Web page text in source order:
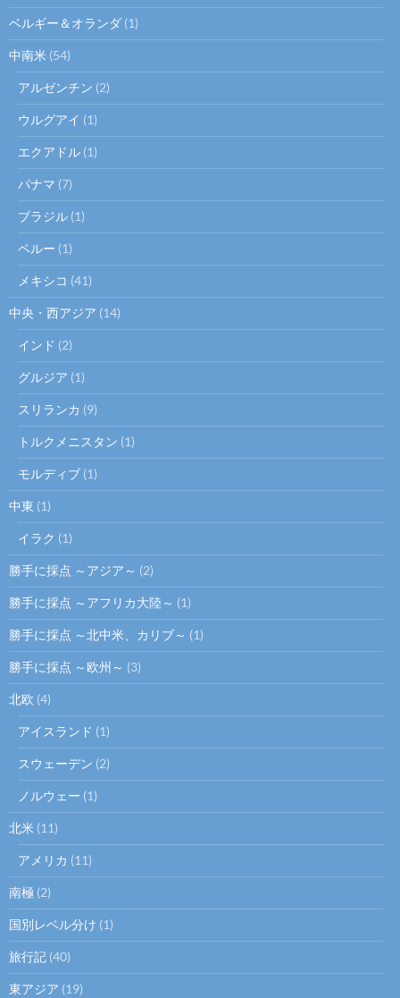
ベルギー＆オランダ (1)
中南米 (54)
アルゼンチン (2)
ウルグアイ (1)
エクアドル (1)
パナマ (7)
ブラジル (1)
ペルー (1)
メキシコ (41)
中央・西アジア (14)
インド (2)
グルジア (1)
スリランカ (9)
トルクメニスタン (1)
モルディブ (1)
中東 (1)
イラク (1)
勝手に採点 ～アジア～ (2)
勝手に採点 ～アフリカ大陸～ (1)
勝手に採点 ～北中米、カリブ～ (1)
勝手に採点 ～欧州～ (3)
北欧 (4)
アイスランド (1)
スウェーデン (2)
ノルウェー (1)
北米 (11)
アメリカ (11)
南極 (2)
国別レベル分け (1)
旅行記 (40)
東アジア (19)